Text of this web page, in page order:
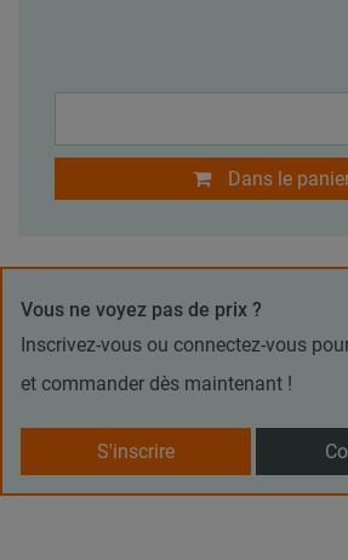
Dans le
Vous ne voyez pas de prix ?
Inscrivez-vous ou connectez-vous
et commander dès maintenant !
S'inscrire